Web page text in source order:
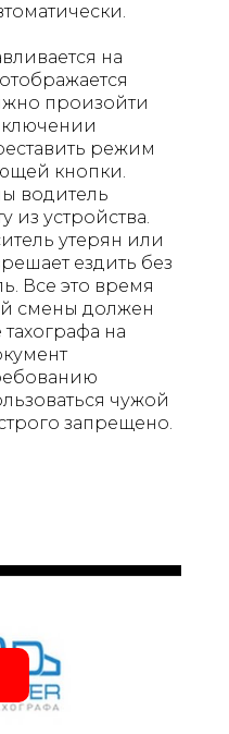
на
произойти
режим
кнопки.
водитель
из устройства.
утерян или
ездить без
Все это время
смены должен
на
чужой
запрещено.